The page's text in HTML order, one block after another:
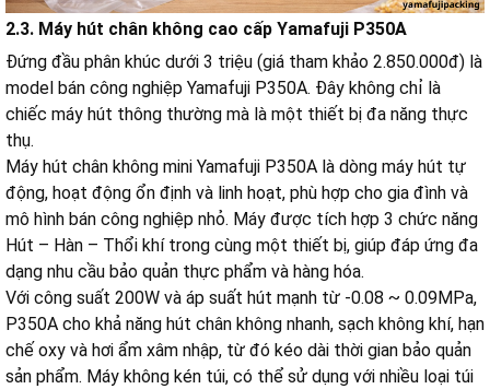
2.3. Máy hút chân không cao cấp Yamafuji P350A
Đứng đầu phân khúc dưới 3 triệu (giá tham khảo 2.850.000đ) là
model bán công nghiệp Yamafuji P350A. Đây không chỉ là
chiếc máy hút thông thường mà là một thiết bị đa năng thực
thụ.
Máy hút chân không mini Yamafuji P350A là dòng máy hút tự
động, hoạt động ổn định và linh hoạt, phù hợp cho gia đình và
mô hình bán công nghiệp nhỏ. Máy được tích hợp 3 chức năng
Hút – Hàn – Thổi khí trong cùng một thiết bị, giúp đáp ứng đa
dạng nhu cầu bảo quản thực phẩm và hàng hóa.
Với công suất 200W và áp suất hút mạnh từ -0.08 ~ 0.09MPa,
P350A cho khả năng hút chân không nhanh, sạch không khí, hạn
chế oxy và hơi ẩm xâm nhập, từ đó kéo dài thời gian bảo quản
sản phẩm. Máy không kén túi, có thể sử dụng với nhiều loại túi